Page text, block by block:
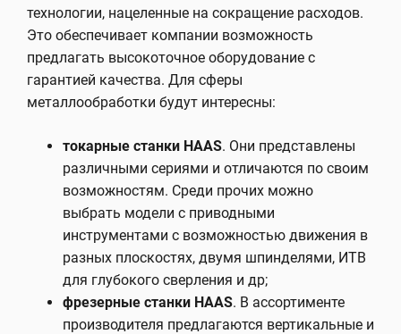
технологии, нацеленные на сокращение расходов.
Это обеспечивает компании возможность
предлагать высокоточное оборудование с
гарантией качества. Для сферы
металлообработки будут интересны:
токарные станки HAAS. Они представлены
различными сериями и отличаются по своим
возможностям. Среди прочих можно
выбрать модели с приводными
инструментами с возможностью движения в
разных плоскостях, двумя шпинделями, ИТВ
для глубокого сверления и др;
фрезерные станки HAAS. В ассортименте
производителя предлагаются вертикальные и